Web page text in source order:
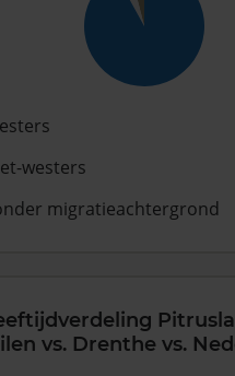
westers
migratieachtergrond
vs. Drenthe vs.